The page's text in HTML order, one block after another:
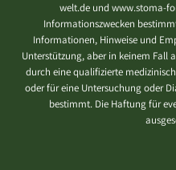
welt.de und www.stoma-
Informationszwecken
Informationen, Hinweise und
Unterstützung, aber in keinem Fall
durch eine qualifizierte
oder für eine Untersuchung oder
bestimmt. Die Haftung für